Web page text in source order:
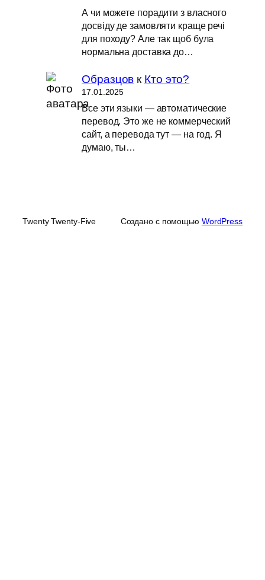
А чи можете порадити з власного
досвіду де замовляти краще речі
для походу? Але так щоб була
нормальна доставка до…
Образцов к Кто это?
17.01.2025
Все эти языки — автоматические
перевод. Это же не коммерческий
сайт, а перевода тут — на год. Я
думаю, ты…
Twenty Twenty-Five Создано с помощью WordPress